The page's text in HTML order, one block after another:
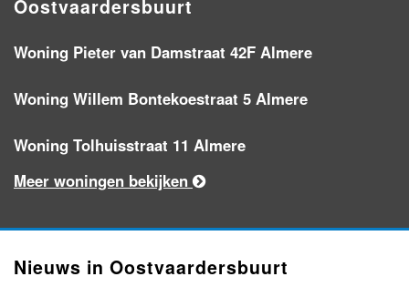
Oostvaardersbuurt
Woning Pieter van Damstraat 42F Almere
Woning Willem Bontekoestraat 5 Almere
Woning Tolhuisstraat 11 Almere
Meer woningen bekijken
Nieuws in Oostvaardersbuurt